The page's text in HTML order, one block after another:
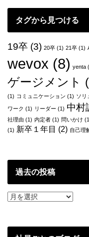
ゲ
ー
シ
ョ
ン
タグから見つける
19卒 (3) 20卒 (1) 21卒 (1)
wevox (8) yenta
ゲージメント
(1) コミュニケーション (1) ソリ
ワーク (1) リーダー (1) 中村
社理由 (1) 内定者 (1) 問いかけ
(1) 新卒１年目 (2) 自己理
過去の投稿
過
投